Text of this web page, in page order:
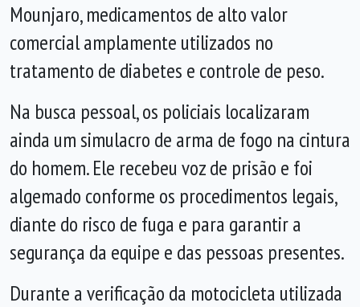
Mounjaro, medicamentos de alto valor
comercial amplamente utilizados no
tratamento de diabetes e controle de peso.
Na busca pessoal, os policiais localizaram
ainda um simulacro de arma de fogo na cintura
do homem. Ele recebeu voz de prisão e foi
algemado conforme os procedimentos legais,
diante do risco de fuga e para garantir a
segurança da equipe e das pessoas presentes.
Durante a verificação da motocicleta utilizada